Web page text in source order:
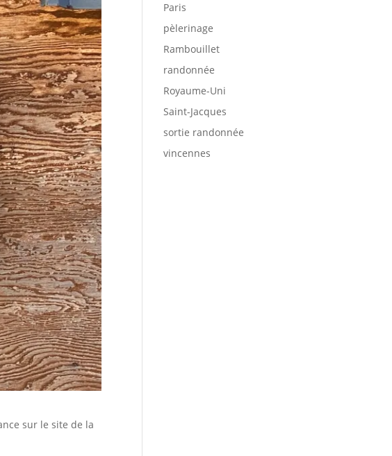
sur le site de la
Paris
pèlerinage
Rambouillet
randonnée
Royaume-Uni
Saint-Jacques
sortie randonnée
vincennes